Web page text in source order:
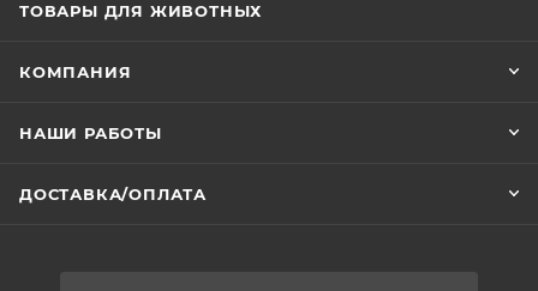
ТОВАРЫ ДЛЯ ЖИВОТНЫХ
КОМПАНИЯ
НАШИ РАБОТЫ
ДОСТАВКА/ОПЛАТА